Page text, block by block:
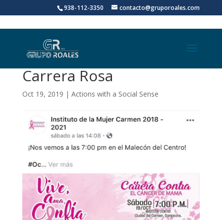
938-112-3350 contacto@gruporoales.com
Carrera Rosa
Oct 19, 2019 | Actions with a Social Sense